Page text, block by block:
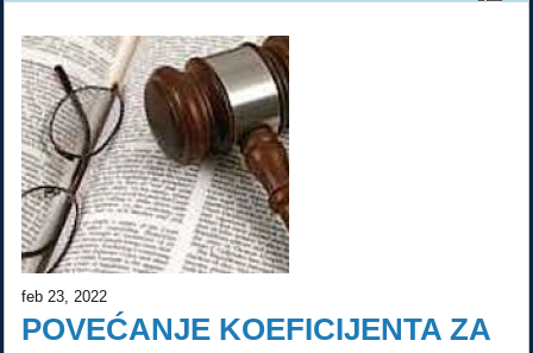
feb 23, 2022
POVEĆANJE KOEFICIJENTA ZA